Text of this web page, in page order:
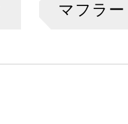
マフラー